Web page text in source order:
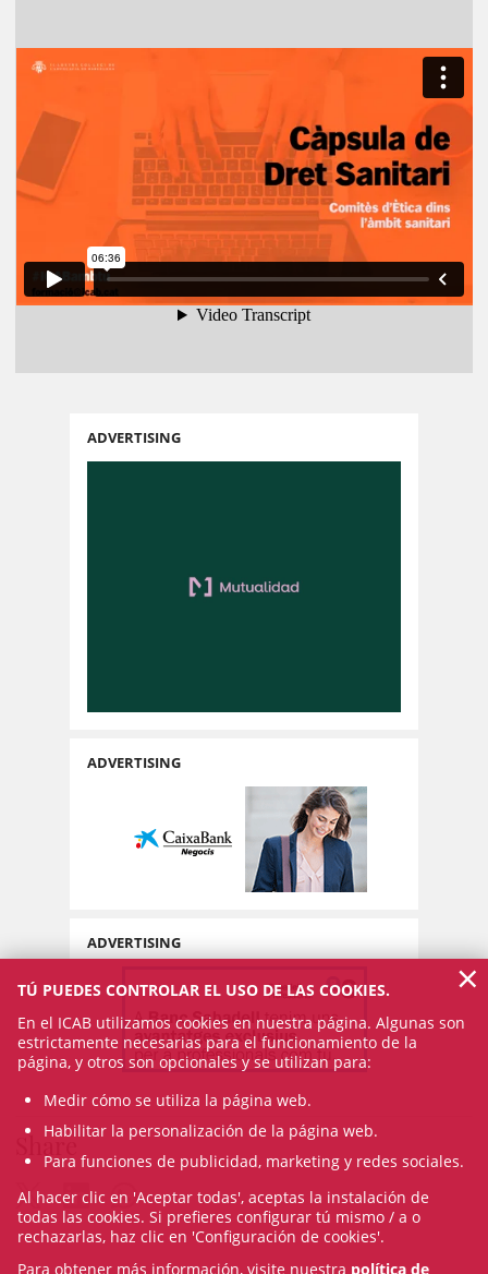
ADVERTISING
ADVERTISING
ADVERTISING
Share
TÚ PUEDES CONTROLAR EL USO DE LAS COOKIES.
En el ICAB utilizamos cookies en nuestra página. Algunas son
estrictamente necesarias para el funcionamiento de la
página, y otros son opcionales y se utilizan para:
Medir cómo se utiliza la página web.
Habilitar la personalización de la página web.
Para funciones de publicidad, marketing y redes sociales.
Al hacer clic en 'Aceptar todas', aceptas la instalación de
todas las cookies. Si prefieres configurar tú mismo / a o
rechazarlas, haz clic en 'Configuración de cookies'.
Para obtener más información, visite nuestra política de
×